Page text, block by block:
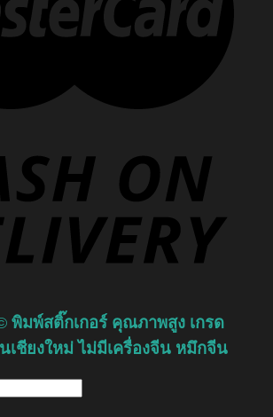
พิมพ์สติ๊กเกอร์ คุณภาพสูง เกรด
เชียงใหม่ ไม่มีเครื่องจีน หมึกจีน